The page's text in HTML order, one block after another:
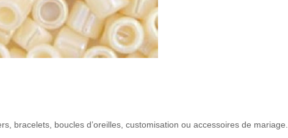
bracelets, boucles d’oreilles, customisation ou accessoires de mariage.